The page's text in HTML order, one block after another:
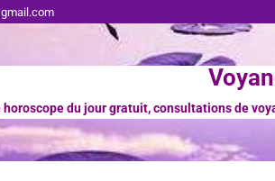
horoscope du jour gratuit, consultations de